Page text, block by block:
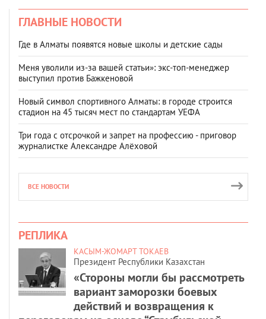
ГЛАВНЫЕ НОВОСТИ
Где в Алматы появятся новые школы и детские сады
Меня уволили из-за вашей статьи»: экс-топ-менеджер
выступил против Бажкеновой
Новый символ спортивного Алматы: в городе строится
стадион на 45 тысяч мест по стандартам УЕФА
Три года с отсрочкой и запрет на профессию - приговор
журналистке Александре Алёховой
ВСЕ НОВОСТИ
РЕПЛИКА
КАСЫМ-ЖОМАРТ ТОКАЕВ
Президент Республики Казахстан
«Стороны могли бы рассмотреть
вариант заморозки боевых
действий и возвращения к